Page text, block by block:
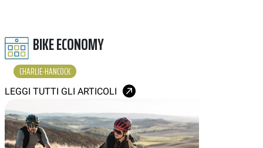
BIKE ECONOMY
CHARLIE-HANCOCK
LEGGI TUTTI GLI ARTICOLI